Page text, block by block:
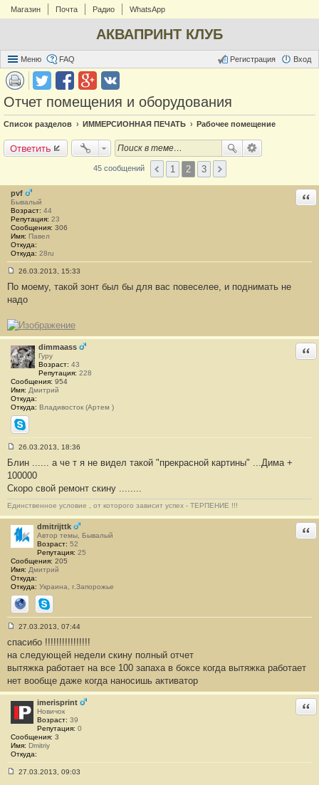
Магазин Почта Радио WhatsApp
АКВАПРИНТ КЛУБ
Меню FAQ Вход
Регистрация
Отчет помещения и оборудования
Список разделов ИММЕРСИОННАЯ ПЕЧАТЬ Рабочее помещение
Ответить
45 сообщений 1 2 3
pvf
Бывалый
Возраст: 44
Репутация: 23
Сообщения: 306
Имя: Павел
Откуда:
Откуда: 28ru
о
б
е
н
и
е
#
2
26.03.2013, 15:33
По моему, такой зонт был бы для вас повеселее, и поднимать не
надо
dimmaass
Гуру
Возраст: 43
Репутация: 228
Сообщения: 954
Имя: Дмитрий
Откуда:
Откуда: Владивосток (Артем )
Skype
о
о
б
щ
н
#
2
2
26.03.2013, 18:36
Блин ...... а че т я не видел такой "прекрасной картины" ...Дима +
100000
Скоро свой ремонт скину ........
Единственное условие , от которого зависит успех - ТЕРПЕНИЕ !!!
dmitrijttk
Автор темы, Бывалый
Возраст: 52
Репутация: 25
Сообщения: 205
Имя: Дмитрий
Откуда:
Откуда: Украина, г.Запорожье
СайтSkype
о
б
щ
н
и
е
2
27.03.2013, 07:44
спасибо !!!!!!!!!!!!!!!!
на следующей недели скину полный отчет
вытяжка работает на все 100 запаха в боксе когда вытяжка работает
нет вообще даже когда наносишь активатор
imerisprint
Новичок
Возраст: 39
Репутация: 0
Сообщения: 3
Имя: Dmitriy
Откуда:
27.03.2013, 09:03